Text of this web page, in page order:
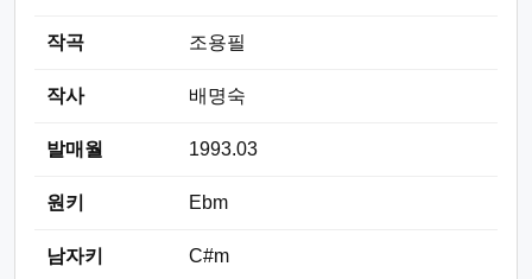
작곡 조용필
작사 배명숙
발매월 1993.03
원키 Ebm
남자키 C#m